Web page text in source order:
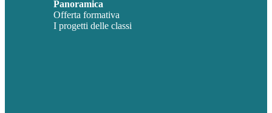
Panoramica
Offerta formativa
I progetti delle classi